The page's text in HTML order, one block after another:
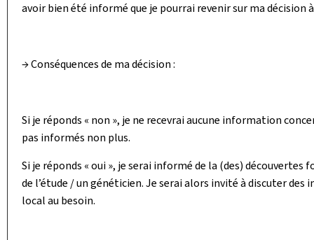
avoir bien été informé que je pourrai revenir sur ma décision
→ Conséquences de ma décision :
Si je réponds « non », je ne recevrai aucune information
pas informés non plus.
Si je réponds « oui », je serai informé de la (des)
de l’étude / un généticien. Je serai alors invité à discuter
local au besoin.